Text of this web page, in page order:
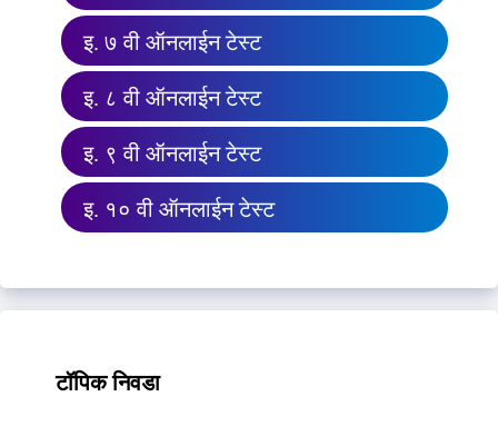
इ. ७ वी ऑनलाईन टेस्ट
इ. ८ वी ऑनलाईन टेस्ट
इ. ९ वी ऑनलाईन टेस्ट
इ. १० वी ऑनलाईन टेस्ट
टॉपिक निवडा